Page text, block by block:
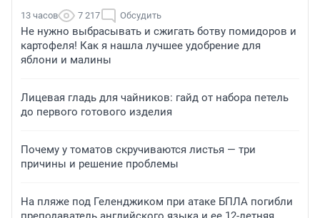
13 часов 7 217 Обсудить
Не нужно выбрасывать и сжигать ботву помидоров и
картофеля! Как я нашла лучшее удобрение для
яблони и малины
Лицевая гладь для чайников: гайд от набора петель
до первого готового изделия
Почему у томатов скручиваются листья — три
причины и решение проблемы
На пляже под Геленджиком при атаке БПЛА погибли